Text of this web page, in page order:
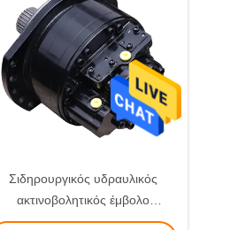
Σιδηρουργικός υδραυλικός
ακτινοβολητικός έμβολο
κινητήρας σχεδιασμένος για